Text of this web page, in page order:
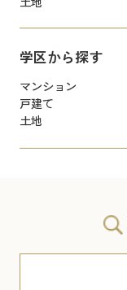
学区から探す
マンション
戸建て
土地